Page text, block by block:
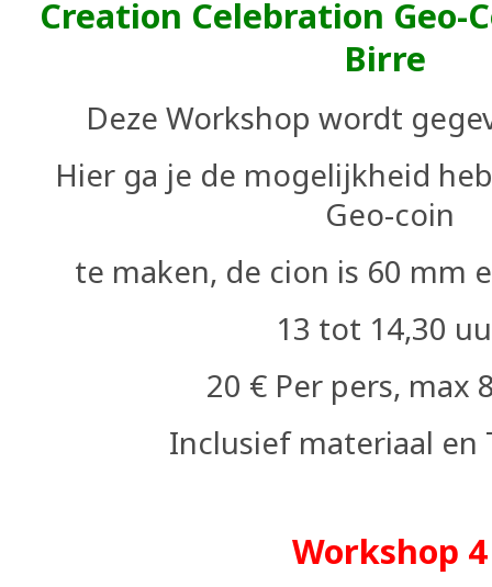
Creation Celebration Geo-
Birre
Deze Workshop wordt
Hier ga je de mogelijkheid
Geo-coin
te maken, de cion is 60 mm
13 tot 14,30
20 € Per pers, max
Inclusief materiaal en
Workshop 4